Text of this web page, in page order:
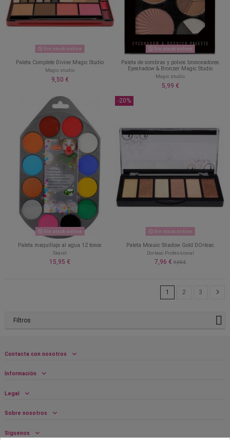
Sin stock online
Paleta Complete Divine Magic Studio
Magic studio
9,50 €
Sin stock online
Paleta de sombras y polvos bronceadores
Eyeshadow & Bronzer Magic Studio
Magic studio
5,99 €
Sin stock online
Paleta maquillaje al agua 12 tonos
Skarel
15,95 €
-20%
Sin stock online
Paleta Mosaic Shadow Gold DOrleac
Dorleac Professional
7,96 € 9,95 €
1 2 3
Filtros
Contacta con nosotros
Información
Legal
Sobre nosotros
Síguenos